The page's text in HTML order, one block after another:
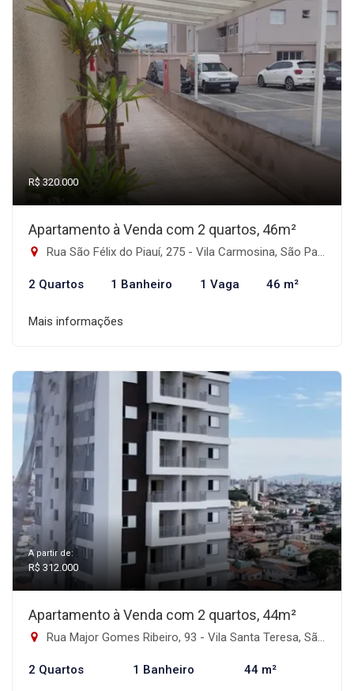
R$ 320.000
Apartamento à Venda com 2 quartos, 46m²
Rua São Félix do Piauí, 275 - Vila Carmosina, São Paulo-SP
2 Quartos 1 Banheiro 1 Vaga 46 m²
Mais informações
A partir de:
R$ 312.000
Apartamento à Venda com 2 quartos, 44m²
Rua Major Gomes Ribeiro, 93 - Vila Santa Teresa, São Paulo-SP
2 Quartos 1 Banheiro 44 m²